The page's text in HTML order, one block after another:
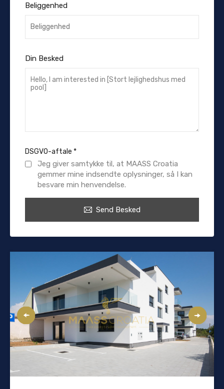
Beliggenhed
Din Besked
DSGVO-aftale *
Jeg giver samtykke til, at MAASS Croatia
gemmer mine indsendte oplysninger, så I kan
besvare min henvendelse.
Send Besked